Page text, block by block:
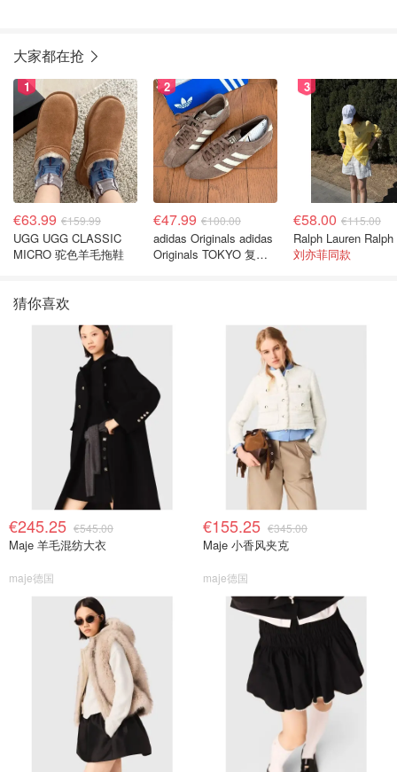
大家都在抢
1
€63.99 €159.99
UGG UGG CLASSIC
MICRO 驼色羊毛拖鞋
2
€47.99 €100.00
adidas Originals adidas
Originals TOKYO 复古
3
€58.00 €115.00
刘亦菲同款
猜你喜欢
€245.25 €545.00
Maje 羊毛混纺大衣
maje德国
€155.25 €345.00
Maje 小香风夹克
maje德国